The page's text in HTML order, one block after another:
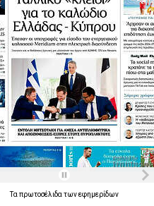
Τα πρωτοσέλιδα τωνεφημερίδων